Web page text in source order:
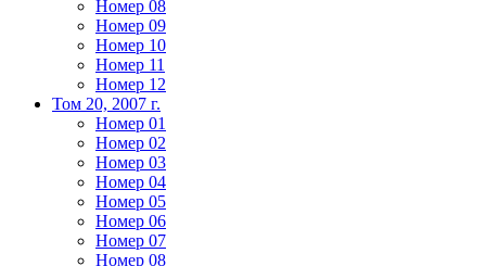
Номер 08
Номер 09
Номер 10
Номер 11
Номер 12
Том 20, 2007 г.
Номер 01
Номер 02
Номер 03
Номер 04
Номер 05
Номер 06
Номер 07
Номер 08